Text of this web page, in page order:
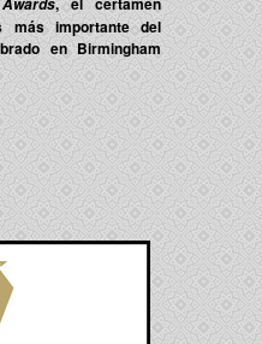
más importante del
en Birmingham